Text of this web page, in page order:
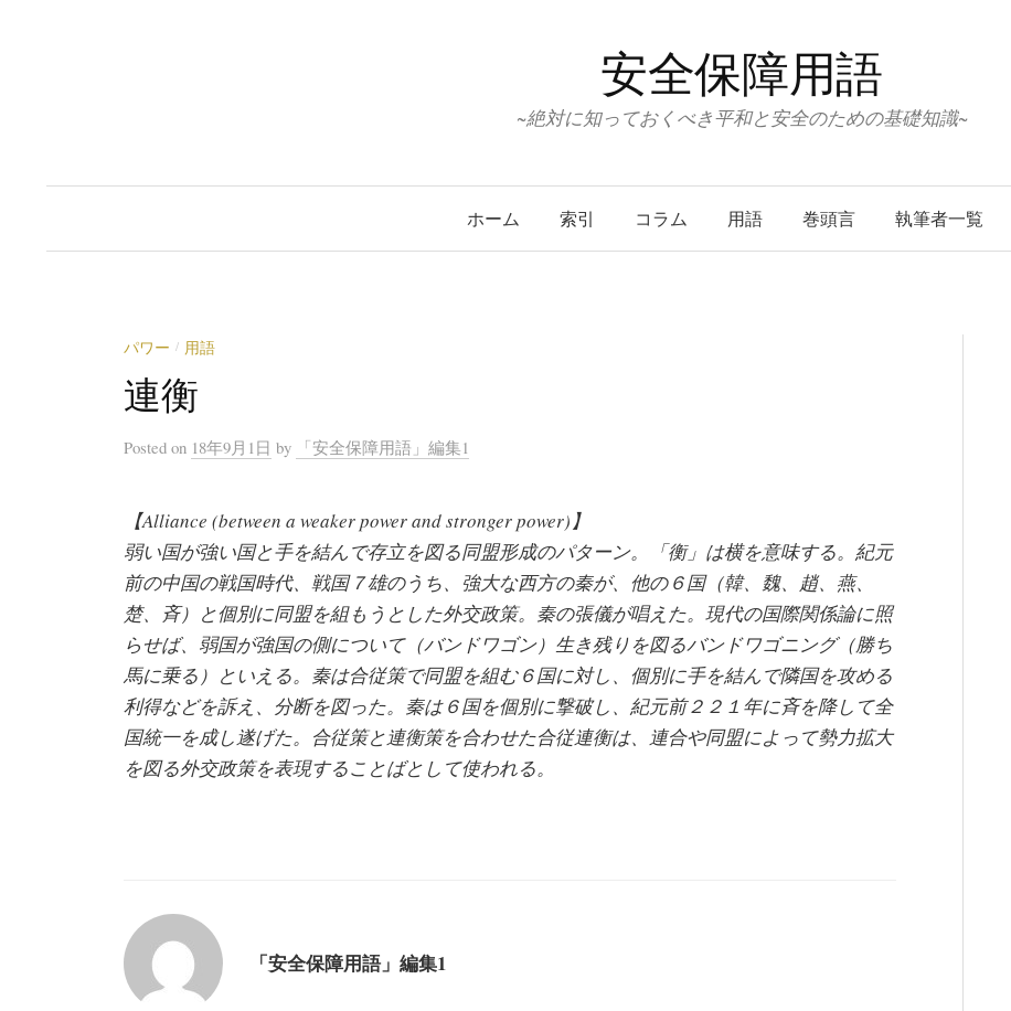
安全保障用語
~絶対に知っておくべき平和と安全のための基礎知識~
ホーム 索引 コラム 用語 巻頭言 執筆者一覧
パワー / 用語
連衡
Posted on 18年9月1日 by 「安全保障用語」編集1
【Alliance (between a weaker power and stronger power)】
弱い国が強い国と手を結んで存立を図る同盟形成のパターン。「衡」は横を意味する。紀元
前の中国の戦国時代、戦国７雄のうち、強大な西方の秦が、他の６国（韓、魏、趙、燕、
楚、斉）と個別に同盟を組もうとした外交政策。秦の張儀が唱えた。現代の国際関係論に照
らせば、弱国が強国の側について（バンドワゴン）生き残りを図るバンドワゴニング（勝ち
馬に乗る）といえる。秦は合従策で同盟を組む６国に対し、個別に手を結んで隣国を攻める
利得などを訴え、分断を図った。秦は６国を個別に撃破し、紀元前２２１年に斉を降して全
国統一を成し遂げた。合従策と連衡策を合わせた合従連衡は、連合や同盟によって勢力拡大
を図る外交政策を表現することばとして使われる。
「安全保障用語」編集1